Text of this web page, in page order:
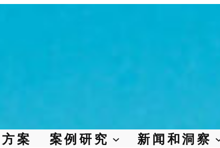
案 案例研究 新闻和洞察